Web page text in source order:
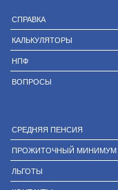
СПРАВКА
КАЛЬКУЛЯТОРЫ
НПФ
ВОПРОСЫ
СРЕДНЯЯ ПЕНСИЯ
ПРОЖИТОЧНЫЙ МИНИМУМ
ЛЬГОТЫ